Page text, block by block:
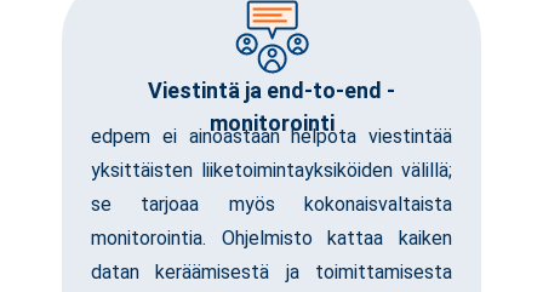
Viestintä ja end-to-end -
monitorointi
edpem ei ainoastaan helpota viestintää
yksittäisten liiketoimintayksiköiden välillä;
se tarjoaa myös kokonaisvaltaista
monitorointia. Ohjelmisto kattaa kaiken
datan keräämisestä ja toimittamisesta